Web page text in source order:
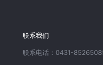
联系我们
联系电话：0431-